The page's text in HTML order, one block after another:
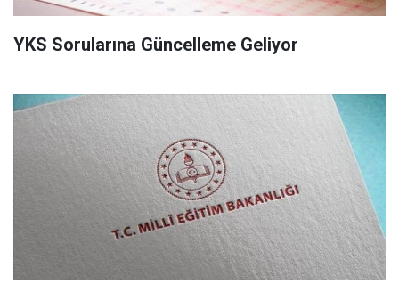
YKS Sorularına Güncelleme Geliyor